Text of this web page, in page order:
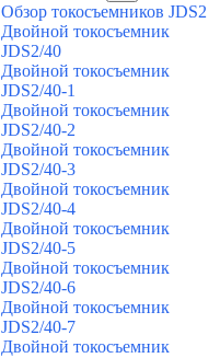
Обзор токосъемников JDS2
Двойной токосъемник
JDS2/40
Двойной токосъемник
JDS2/40-1
Двойной токосъемник
JDS2/40-2
Двойной токосъемник
JDS2/40-3
Двойной токосъемник
JDS2/40-4
Двойной токосъемник
JDS2/40-5
Двойной токосъемник
JDS2/40-6
Двойной токосъемник
JDS2/40-7
Двойной токосъемник